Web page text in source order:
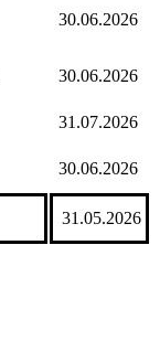
30.06.2026
30.06.2026
31.07.2026
30.06.2026
31.05.2026